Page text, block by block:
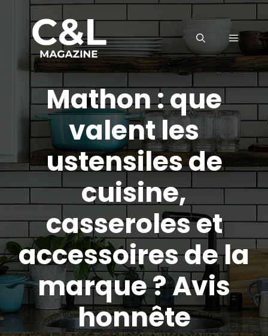
contenu
MENU
Mathon : que
valent les
ustensiles de
cuisine,
casseroles et
accessoires de la
marque ? Avis
honnête